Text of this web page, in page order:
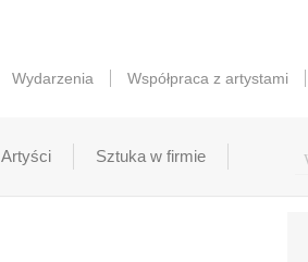
Wydarzenia Współpraca z artystami
Artyści Sztuka w firmie